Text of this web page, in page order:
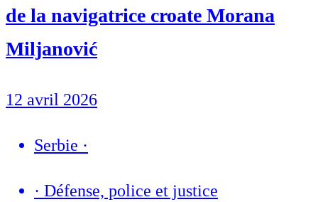
de la navigatrice croate Morana
Miljanović
12 avril 2026
Serbie ·
· Défense, police et justice